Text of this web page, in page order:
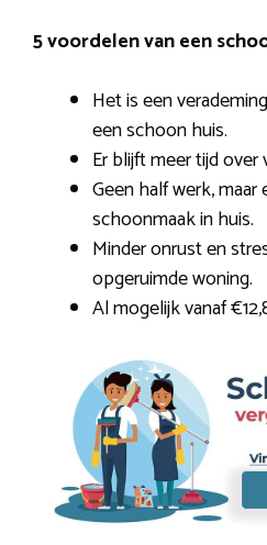
5 voordelen van een
Het is een
een schoon huis.
Er blijft meer tijd over
Geen half werk,
schoonmaak in huis.
Minder onrust en
opgeruimde woning.
Al mogelijk vanaf